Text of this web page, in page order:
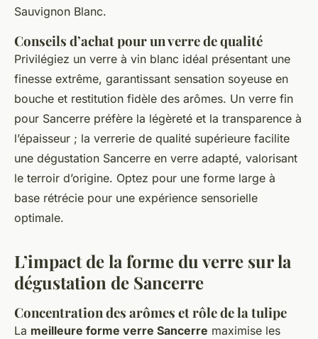
Sauvignon Blanc.
Conseils d’achat pour un verre de qualité
Privilégiez un verre à vin blanc idéal présentant une
finesse extrême, garantissant sensation soyeuse en
bouche et restitution fidèle des arômes. Un verre fin
pour Sancerre préfère la légèreté et la transparence à
l’épaisseur ; la verrerie de qualité supérieure facilite
une dégustation Sancerre en verre adapté, valorisant
le terroir d’origine. Optez pour une forme large à
base rétrécie pour une expérience sensorielle
optimale.
L’impact de la forme du verre sur la
dégustation de Sancerre
Concentration des arômes et rôle de la tulipe
La meilleure forme verre Sancerre maximise les